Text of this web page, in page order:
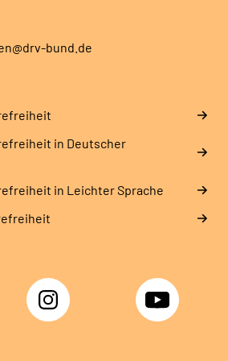
bund.de
in Deutscher
in Leichter Sprache
Instagram YouTube